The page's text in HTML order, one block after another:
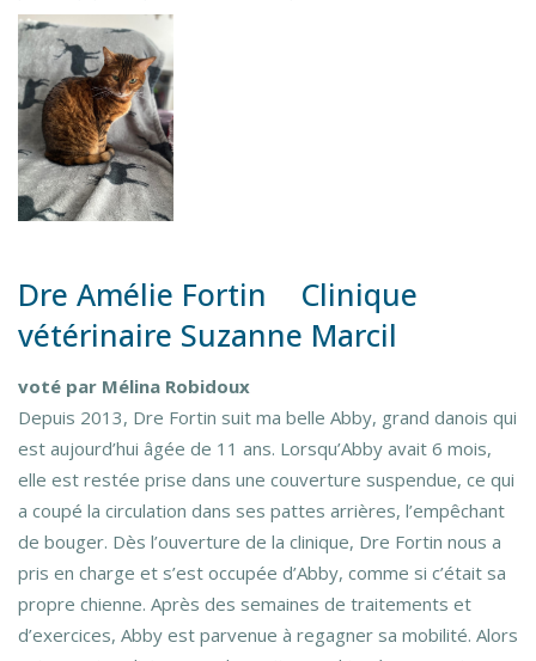
Dre Amélie Fortin Clinique
vétérinaire Suzanne Marcil
voté par Mélina Robidoux
Depuis 2013, Dre Fortin suit ma belle Abby, grand danois qui
est aujourd’hui âgée de 11 ans. Lorsqu’Abby avait 6 mois,
elle est restée prise dans une couverture suspendue, ce qui
a coupé la circulation dans ses pattes arrières, l’empêchant
de bouger. Dès l’ouverture de la clinique, Dre Fortin nous a
pris en charge et s’est occupée d’Abby, comme si c’était sa
propre chienne. Après des semaines de traitements et
d’exercices, Abby est parvenue à regagner sa mobilité. Alors